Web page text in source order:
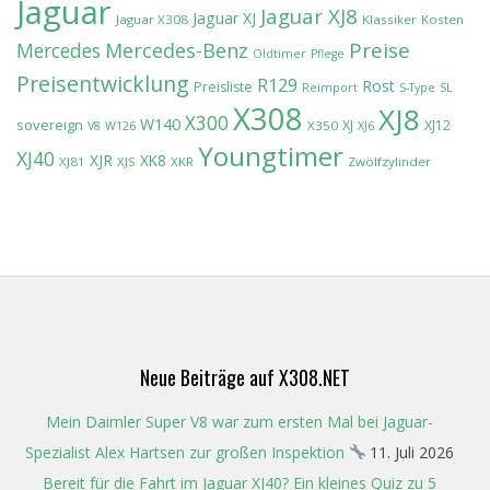
Jaguar Jaguar X308 Jaguar XJ Jaguar XJ8 Klassiker Kosten
Mercedes Mercedes-Benz Oldtimer Pflege Preise
Preisentwicklung Preisliste R129 Reimport Rost S-Type SL
sovereign V8 W126 W140 X300 X308 X350 XJ XJ6 XJ8 XJ12
XJ40 XJ81 XJR XJS XK8 XKR Youngtimer Zwölfzylinder
Neue Beiträge auf X308.NET
Mein Daimler Super V8 war zum ersten Mal bei Jaguar-
Spezialist Alex Hartsen zur großen Inspektion
11. Juli 2026
Bereit für die Fahrt im Jaguar XJ40? Ein kleines Quiz zu 5